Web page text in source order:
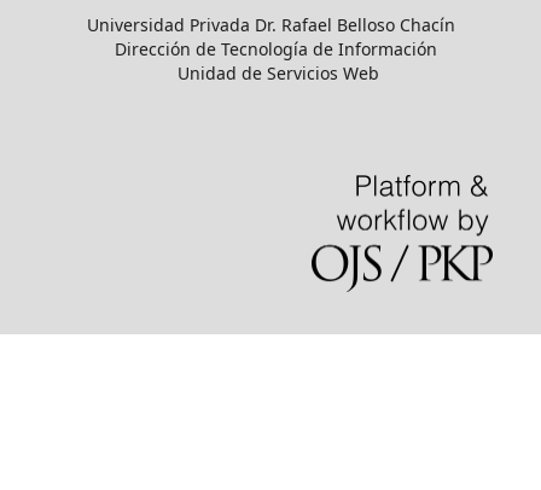
Universidad Privada Dr. Rafael Belloso Chacín
Dirección de Tecnología de Información
Unidad de Servicios Web